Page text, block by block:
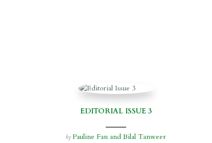
EDITORIAL ISSUE 3
by Pauline Fan and Bilal Tanweer